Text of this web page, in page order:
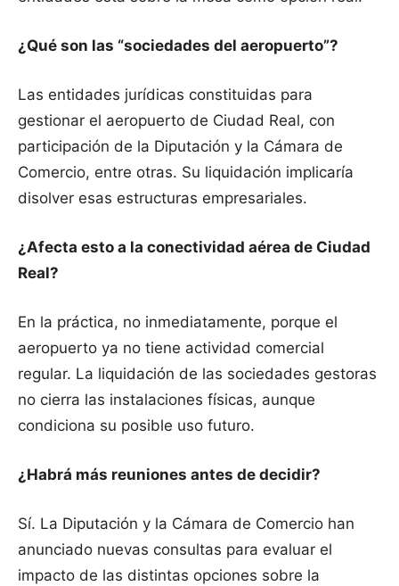
¿Qué son las “sociedades del aeropuerto”?
Las entidades jurídicas constituidas para
gestionar el aeropuerto de Ciudad Real, con
participación de la Diputación y la Cámara de
Comercio, entre otras. Su liquidación implicaría
disolver esas estructuras empresariales.
¿Afecta esto a la conectividad aérea de Ciudad
Real?
En la práctica, no inmediatamente, porque el
aeropuerto ya no tiene actividad comercial
regular. La liquidación de las sociedades gestoras
no cierra las instalaciones físicas, aunque
condiciona su posible uso futuro.
¿Habrá más reuniones antes de decidir?
Sí. La Diputación y la Cámara de Comercio han
anunciado nuevas consultas para evaluar el
impacto de las distintas opciones sobre la